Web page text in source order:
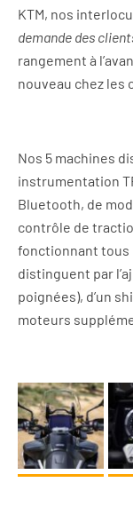
KTM, nos
demande des
rangement à
nouveau chez les
Nos 5 machines
instrumentation
Bluetooth, de
contrôle de
fonctionnant tous
distinguent par
poignées), d’un
moteurs